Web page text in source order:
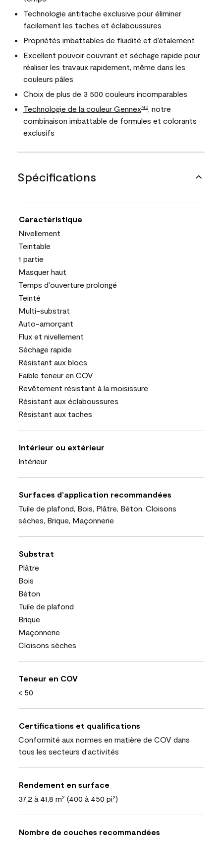
Technologie antitache exclusive pour éliminer
facilement les taches et éclaboussures
Propriétés imbattables de fluidité et d’étalement
Excellent pouvoir couvrant et séchage rapide pour
réaliser les travaux rapidement, même dans les
couleurs pâles
Choix de plus de 3 500 couleurs incomparables
Technologie de la couleur GennexMD
, notre
combinaison imbattable de formules et colorants
exclusifs
Spécifications
Caractéristique
Nivellement
Teintable
1 partie
Masquer haut
Temps d'ouverture prolongé
Teinté
Multi-substrat
Auto-amorçant
Flux et nivellement
Séchage rapide
Résistant aux blocs
Faible teneur en COV
Revêtement résistant à la moisissure
Résistant aux éclaboussures
Résistant aux taches
Intérieur ou extérieur
Intérieur
Surfaces d’application recommandées
Tuile de plafond, Bois, Plâtre, Béton, Cloisons
sèches, Brique, Maçonnerie
Substrat
Plâtre
Bois
Béton
Tuile de plafond
Brique
Maçonnerie
Cloisons sèches
Teneur en COV
< 50
Certifications et qualifications
Conformité aux normes en matière de COV dans
tous les secteurs d'activités
Rendement en surface
37,2 à 41,8 m² (400 à 450 pi²)
Nombre de couches recommandées